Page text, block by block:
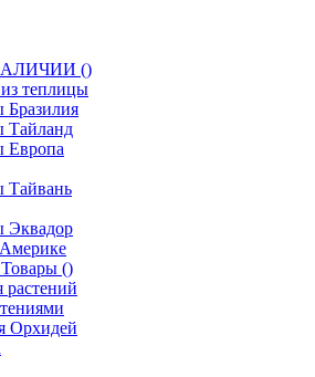
()
теплицы
Бразилия
Тайланд
Европа
Тайвань
Эквадор
()
растений
Орхидей